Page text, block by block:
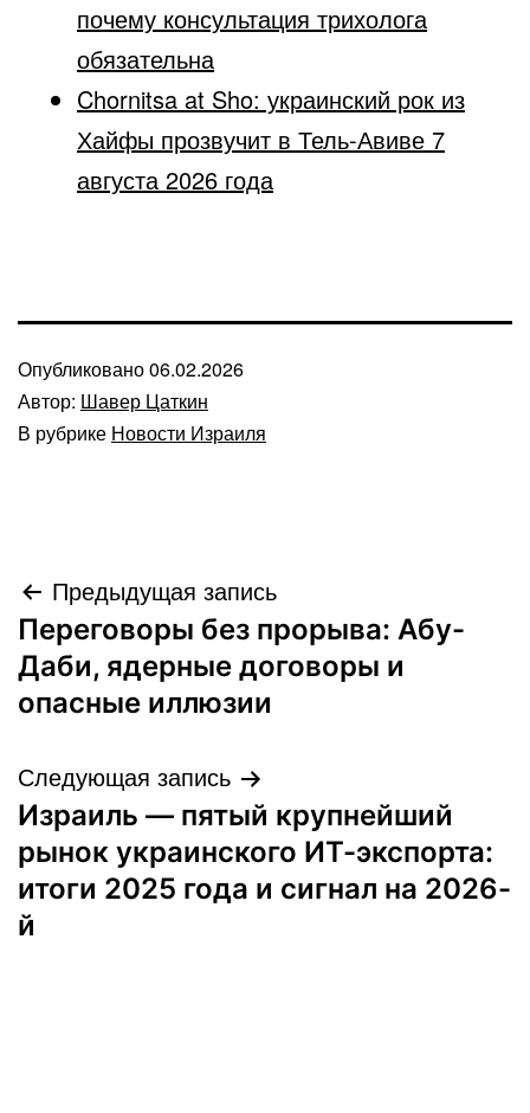
почему консультация трихолога
обязательна
Chornitsa at Sho: украинский рок из
Хайфы прозвучит в Тель-Авиве 7
августа 2026 года
Опубликовано06.02.2026
Автор: Шавер Цаткин
В рубрике Новости Израиля
Навигация
по
записям
Предыдущая запись
Переговоры без прорыва: Абу-
Даби, ядерные договоры и
опасные иллюзии
Следующая запись
Израиль — пятый крупнейший
рынок украинского ИТ-экспорта:
итоги 2025 года и сигнал на 2026-
й